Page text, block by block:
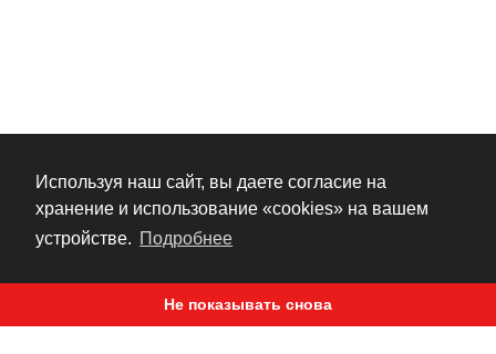
Используя наш сайт, вы даете согласие на
хранение и использование «cookies» на вашем
устройстве. Подробнее
Не показывать снова